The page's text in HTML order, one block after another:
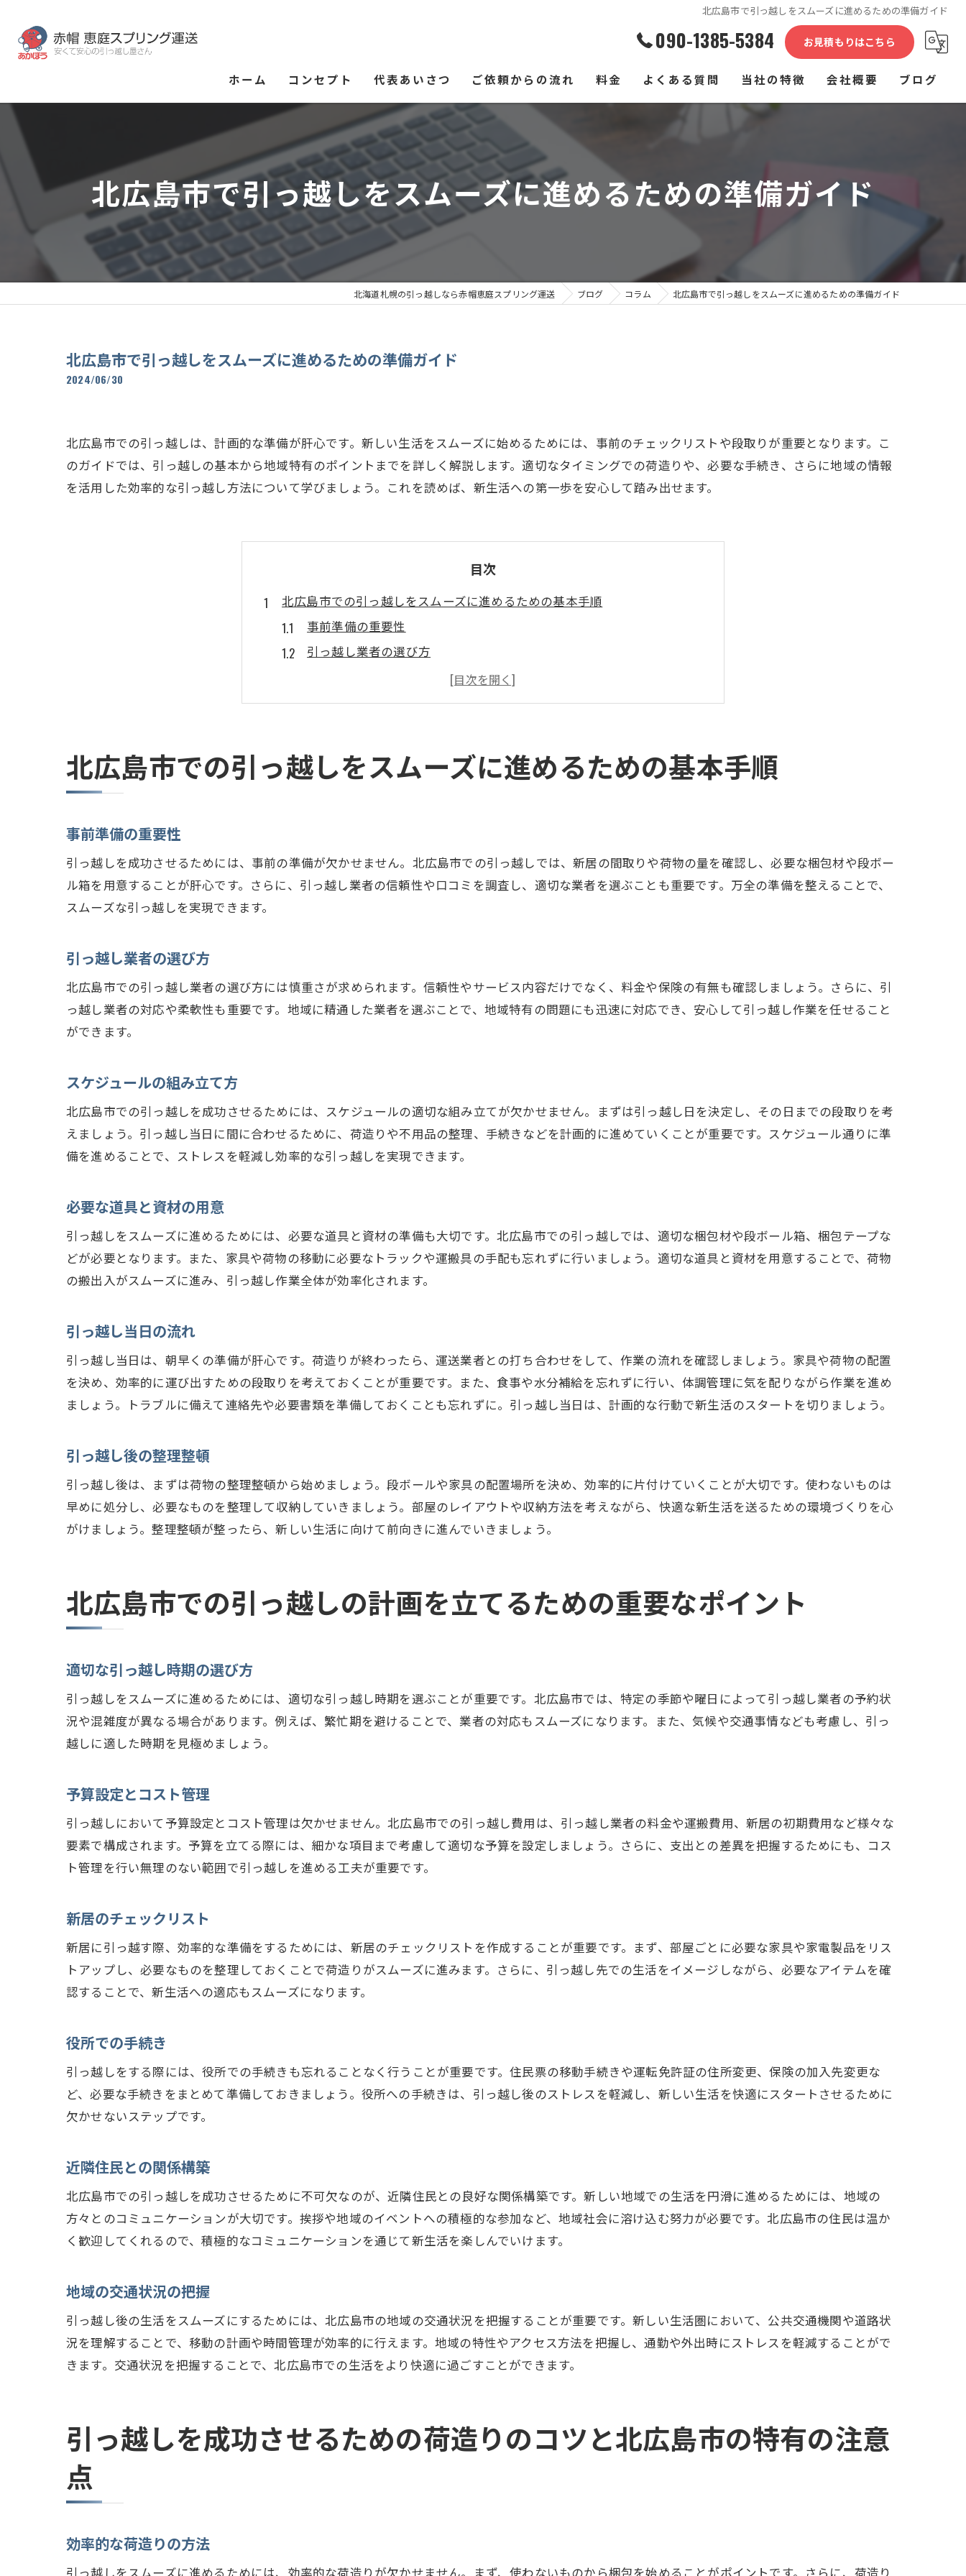
北広島市で引っ越しをスムーズに進めるための準備ガイド
090-1385-5384 お見積もりはこちら
ホーム コンセプト 代表あいさつ ご依頼からの流れ 料金 よくある質問 当社の特徴
介護施設
会社概要 ブログ
北広島市で引っ越しをスムーズに進めるための準備ガイド
北海道札幌の引っ越しなら赤帽恵庭スプリング運送 ブログ コラム 北広島市で引っ越しをスムーズに進めるための準備ガイド
北広島市で引っ越しをスムーズに進めるための準備ガイド
2024/06/30
北広島市での引っ越しは、計画的な準備が肝心です。新しい生活をスムーズに始めるためには、事前のチェックリストや段取りが重要となります。こ
のガイドでは、引っ越しの基本から地域特有のポイントまでを詳しく解説します。適切なタイミングでの荷造りや、必要な手続き、さらに地域の情報
を活用した効率的な引っ越し方法について学びましょう。これを読めば、新生活への第一歩を安心して踏み出せます。
目次
北広島市での引っ越しをスムーズに進めるための基本手順
事前準備の重要性
引っ越し業者の選び方
スケジュールの組み立て方
必要な道具と資材の用意
引っ越し後の整理整頓
北広島市での引っ越しの計画を立てるための重要なポイント
新居のチェックリスト
役所での手続き
効率的な荷造りの方法
梱包材料の選び方
繁忙期の避け方
北広島市での引っ越しに必要な手続きを徹底解説
住民票の移動手続き
引っ越しに伴う保険の見直し
車両の住所変更手続き
学校や保育園の手続き
地域イベントのチェック
公共交通機関の活用
ゴミ出しのルールとスケジュール
北広島市での引っ越し前に知っておくべき重要なチェックリスト
引っ越し前の清掃
必要書類の準備
ペットの準備
効率的な荷物の運び出し方法
引っ越し当日の役割分担
北広島市への引っ越しを安心して進めるためのステップバイステップガイド
初めての引っ越しガイド
お勧めの地域サービス
引っ越し後のアフターケア
北広島市での引っ越しをスムーズに進めるための基本手順
事前準備の重要性
引っ越しを成功させるためには、事前の準備が欠かせません。北広島市での引っ越しでは、新居の間取りや荷物の量を確認し、必要な梱包材や段ボー
ル箱を用意することが肝心です。さらに、引っ越し業者の信頼性や口コミを調査し、適切な業者を選ぶことも重要です。万全の準備を整えることで、
スムーズな引っ越しを実現できます。
引っ越し業者の選び方
北広島市での引っ越し業者の選び方には慎重さが求められます。信頼性やサービス内容だけでなく、料金や保険の有無も確認しましょう。さらに、引
っ越し業者の対応や柔軟性も重要です。地域に精通した業者を選ぶことで、地域特有の問題にも迅速に対応でき、安心して引っ越し作業を任せること
ができます。
スケジュールの組み立て方
北広島市での引っ越しを成功させるためには、スケジュールの適切な組み立てが欠かせません。まずは引っ越し日を決定し、その日までの段取りを考
えましょう。引っ越し当日に間に合わせるために、荷造りや不用品の整理、手続きなどを計画的に進めていくことが重要です。スケジュール通りに準
備を進めることで、ストレスを軽減し効率的な引っ越しを実現できます。
必要な道具と資材の用意
引っ越しをスムーズに進めるためには、必要な道具と資材の準備も大切です。北広島市での引っ越しでは、適切な梱包材や段ボール箱、梱包テープな
どが必要となります。また、家具や荷物の移動に必要なトラックや運搬具の手配も忘れずに行いましょう。適切な道具と資材を用意することで、荷物
の搬出入がスムーズに進み、引っ越し作業全体が効率化されます。
引っ越し当日の流れ
引っ越し当日は、朝早くの準備が肝心です。荷造りが終わったら、運送業者との打ち合わせをして、作業の流れを確認しましょう。家具や荷物の配置
を決め、効率的に運び出すための段取りを考えておくことが重要です。また、食事や水分補給を忘れずに行い、体調管理に気を配りながら作業を進め
ましょう。トラブルに備えて連絡先や必要書類を準備しておくことも忘れずに。引っ越し当日は、計画的な行動で新生活のスタートを切りましょう。
引っ越し後の整理整頓
引っ越し後は、まずは荷物の整理整頓から始めましょう。段ボールや家具の配置場所を決め、効率的に片付けていくことが大切です。使わないものは
早めに処分し、必要なものを整理して収納していきましょう。部屋のレイアウトや収納方法を考えながら、快適な新生活を送るための環境づくりを心
がけましょう。整理整頓が整ったら、新しい生活に向けて前向きに進んでいきましょう。
北広島市での引っ越しの計画を立てるための重要なポイント
適切な引っ越し時期の選び方
引っ越しをスムーズに進めるためには、適切な引っ越し時期を選ぶことが重要です。北広島市では、特定の季節や曜日によって引っ越し業者の予約状
況や混雑度が異なる場合があります。例えば、繁忙期を避けることで、業者の対応もスムーズになります。また、気候や交通事情なども考慮し、引っ
越しに適した時期を見極めましょう。
予算設定とコスト管理
引っ越しにおいて予算設定とコスト管理は欠かせません。北広島市での引っ越し費用は、引っ越し業者の料金や運搬費用、新居の初期費用など様々な
要素で構成されます。予算を立てる際には、細かな項目まで考慮して適切な予算を設定しましょう。さらに、支出との差異を把握するためにも、コス
ト管理を行い無理のない範囲で引っ越しを進める工夫が重要です。
新居のチェックリスト
新居に引っ越す際、効率的な準備をするためには、新居のチェックリストを作成することが重要です。まず、部屋ごとに必要な家具や家電製品をリス
トアップし、必要なものを整理しておくことで荷造りがスムーズに進みます。さらに、引っ越し先での生活をイメージしながら、必要なアイテムを確
認することで、新生活への適応もスムーズになります。
役所での手続き
引っ越しをする際には、役所での手続きも忘れることなく行うことが重要です。住民票の移動手続きや運転免許証の住所変更、保険の加入先変更な
ど、必要な手続きをまとめて準備しておきましょう。役所への手続きは、引っ越し後のストレスを軽減し、新しい生活を快適にスタートさせるために
欠かせないステップです。
近隣住民との関係構築
北広島市での引っ越しを成功させるために不可欠なのが、近隣住民との良好な関係構築です。新しい地域での生活を円滑に進めるためには、地域の
方々とのコミュニケーションが大切です。挨拶や地域のイベントへの積極的な参加など、地域社会に溶け込む努力が必要です。北広島市の住民は温か
く歓迎してくれるので、積極的なコミュニケーションを通じて新生活を楽しんでいけます。
地域の交通状況の把握
引っ越し後の生活をスムーズにするためには、北広島市の地域の交通状況を把握することが重要です。新しい生活圏において、公共交通機関や道路状
況を理解することで、移動の計画や時間管理が効率的に行えます。地域の特性やアクセス方法を把握し、通勤や外出時にストレスを軽減することがで
きます。交通状況を把握することで、北広島市での生活をより快適に過ごすことができます。
引っ越しを成功させるための荷造りのコツと北広島市の特有の注意
点
効率的な荷造りの方法
引っ越しをスムーズに進めるためには、効率的な荷造りが欠かせません。まず、使わないものから梱包を始めることがポイントです。さらに、荷造り